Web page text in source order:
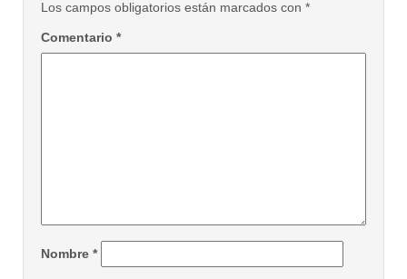
Los campos obligatorios están marcados con *
Comentario *
Nombre *